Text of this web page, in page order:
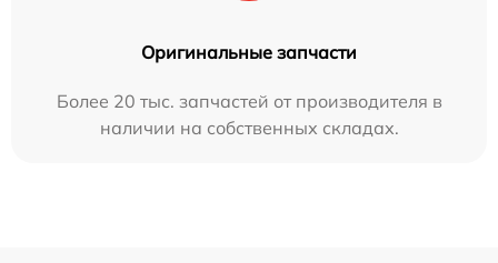
Оригинальные запчасти
Более 20 тыс. запчастей от производителя в
наличии на собственных складах.